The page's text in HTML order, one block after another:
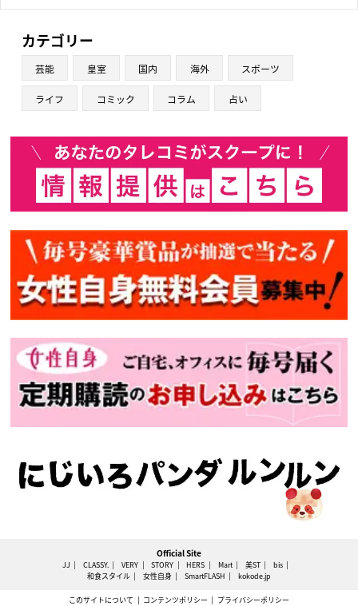
カテゴリー
芸能 皇室 国内 海外 スポーツ
ライフ コミック コラム 占い
Official Site
JJ CLASSY. VERY STORY HERS Mart 美ST
bis
和食スタイル
女性自身 SmartFLASH kokode.jp
このサイトについて コンテンツポリシー
プライバシーポリシー